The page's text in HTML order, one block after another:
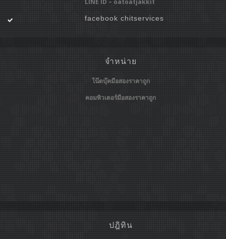
LINE ID – oatoatjakkit
facebook chitservices
จำหน่าย
โน๊ตบุ๊คมือสองราคาถูก
คอมพิวเตอร์มือสองราคาถูก
ปฎิทิน